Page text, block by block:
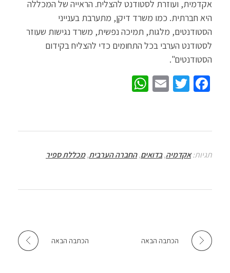
אקדמית, ועוזרת לסטודנט להצליח. הראייה של המכללה
היא חברתית. כמו משרד דיקן, מתערבת בענייני
הסטודנטים, מלגות, תמיכה נפשית, משרד נגישות שעוזר
לסטודנט הערבי בכל התחומים כדי להצליח בקידום
הסטודנטים".
Fa
o
o
k
T
er
E
sA
p
p
תגיות:אקדמיה,בדואים,החברה הערבית,מכללת ספיר
הכתבה הבאה הכתבה הבאה